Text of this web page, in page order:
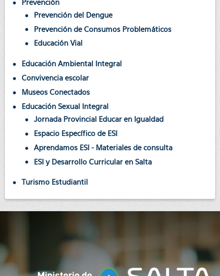
Prevención
Prevención del Dengue
Prevención de Consumos Problemáticos
Educación Vial
Educación Ambiental Integral
Convivencia escolar
Museos Conectados
Educación Sexual Integral
Jornada Provincial Educar en Igualdad
Espacio Específico de ESI
Aprendamos ESI - Materiales de consulta
ESI y Desarrollo Curricular en Salta
Turismo Estudiantil